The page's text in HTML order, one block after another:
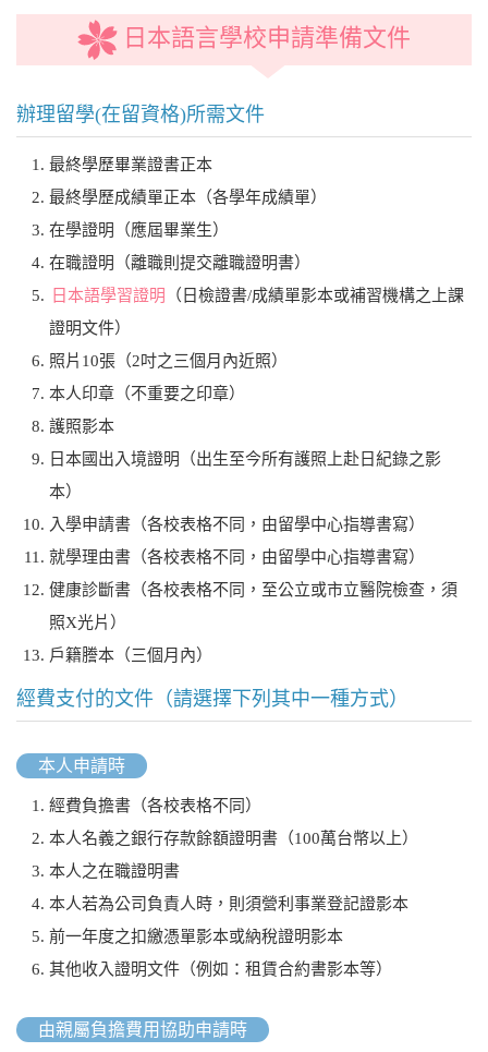
日本語言學校申請準備文件
辦理留學(在留資格)所需文件
最終學歷畢業證書正本
最終學歷成績單正本（各學年成績單）
在學證明（應屆畢業生）
在職證明（離職則提交離職證明書）
日本語學習證明
（日檢證書/成績單影本或補習機構之上課
證明文件）
照片10張（2吋之三個月內近照）
本人印章（不重要之印章）
護照影本
日本國出入境證明（出生至今所有護照上赴日紀錄之影
本）
入學申請書（各校表格不同，由留學中心指導書寫）
就學理由書（各校表格不同，由留學中心指導書寫）
健康診斷書（各校表格不同，至公立或市立醫院檢查，須
照X光片）
戶籍謄本（三個月內）
經費支付的文件（請選擇下列其中一種方式）
本人申請時
經費負擔書（各校表格不同）
本人名義之銀行存款餘額證明書（100萬台幣以上）
本人之在職證明書
本人若為公司負責人時，則須營利事業登記證影本
前一年度之扣繳憑單影本或納稅證明影本
其他收入證明文件（例如：租賃合約書影本等）
由親屬負擔費用協助申請時